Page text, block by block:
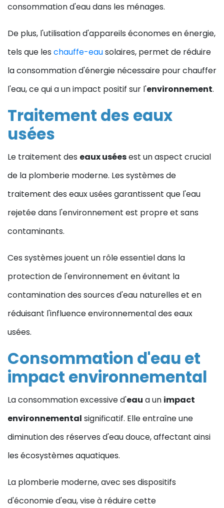
consommation d'eau dans les ménages.
De plus, l'utilisation d'appareils économes en énergie,
tels que les chauffe-eausolaires, permet de réduire
la consommation d'énergie nécessaire pour chauffer
l'eau, ce qui a un impact positif sur l'environnement.
Traitement des eaux
usées
Le traitement des eaux uséesest un aspect crucial
de la plomberie moderne. Les systèmes de
traitement des eaux usées garantissent que l'eau
rejetée dans l'environnement est propre et sans
contaminants.
Ces systèmes jouent un rôle essentiel dans la
protection de l'environnement en évitant la
contamination des sources d'eau naturelles et en
réduisant l'influence environnemental des eaux
usées.
Consommation d'eau et
impact environnemental
La consommation excessive d'eau a un impact
environnemental significatif. Elle entraîne une
diminution des réserves d'eau douce, affectant ainsi
les écosystèmes aquatiques.
La plomberie moderne, avec ses dispositifs
d'économie d'eau, vise à réduire cette